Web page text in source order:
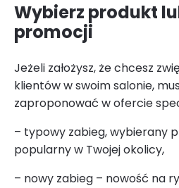
Wybierz produkt
promocji
Jeżeli założysz, że chcesz
klientów w swoim salonie,
zaproponować w ofercie
– typowy zabieg, wybierany
popularny w Twojej okolicy,
– nowy zabieg – nowość na